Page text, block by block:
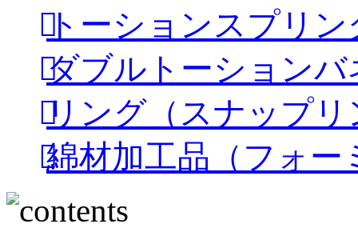
トーションスプリン
ダブルトーションバ
リング（スナップリ
綿材加工品（フォー